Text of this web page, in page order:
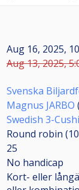
Aug 16, 2025,
Aug 13, 2025,
Svenska
Magnus JARBO (
Swedish 3-
Round robin (10
25
No handicap
Kort- eller